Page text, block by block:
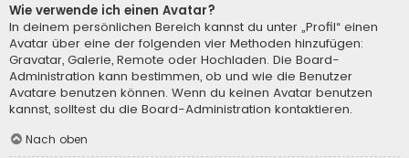
Wie verwende ich einen Avatar?
In deinem persönlichen Bereich kannst du unter „Profil“ einen
Avatar über eine der folgenden vier Methoden hinzufügen:
Gravatar, Galerie, Remote oder Hochladen. Die Board-
Administration kann bestimmen, ob und wie die Benutzer
Avatare benutzen können. Wenn du keinen Avatar benutzen
kannst, solltest du die Board-Administration kontaktieren.
Nach oben